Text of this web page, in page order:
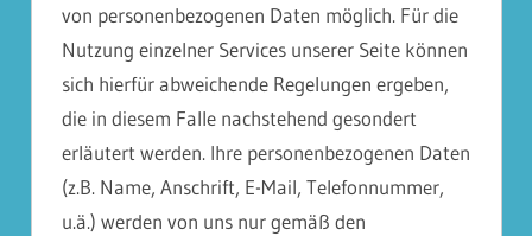
von personenbezogenen Daten möglich. Für die
Nutzung einzelner Services unserer Seite können
sich hierfür abweichende Regelungen ergeben,
die in diesem Falle nachstehend gesondert
erläutert werden. Ihre personenbezogenen Daten
(z.B. Name, Anschrift, E-Mail, Telefonnummer,
u.ä.) werden von uns nur gemäß den